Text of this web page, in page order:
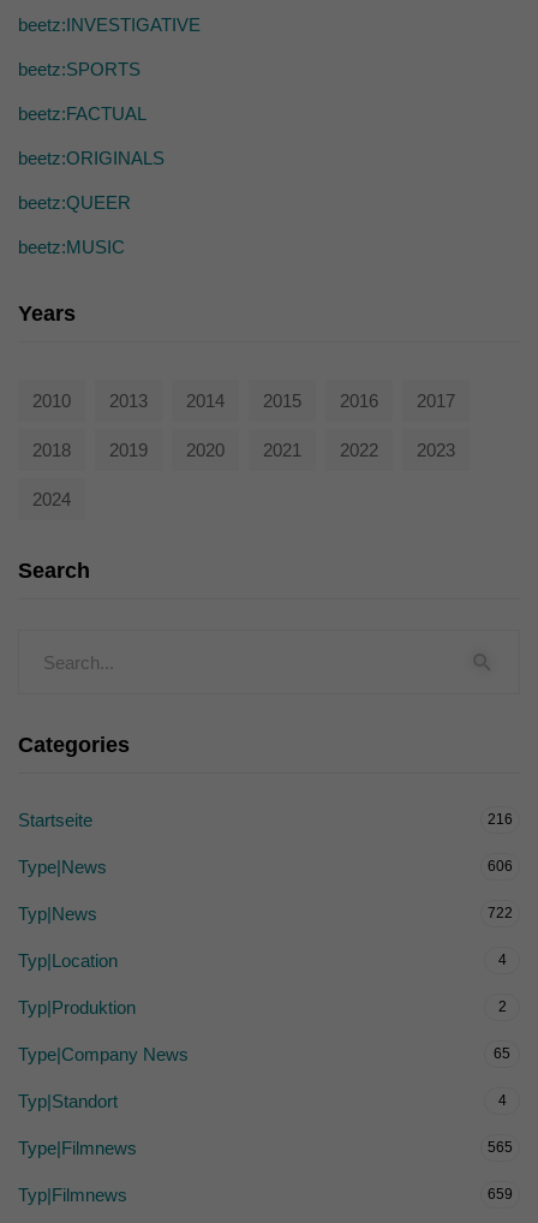
beetz:INVESTIGATIVE
beetz:SPORTS
beetz:FACTUAL
beetz:ORIGINALS
beetz:QUEER
beetz:MUSIC
Years
2010 2013 2014 2015 2016 2017
2018 2019 2020 2021 2022 2023
2024
Search
Categories
Startseite 216
Type|News 606
Typ|News 722
Typ|Location 4
Typ|Produktion 2
Type|Company News 65
Typ|Standort 4
Type|Filmnews 565
Typ|Filmnews 659